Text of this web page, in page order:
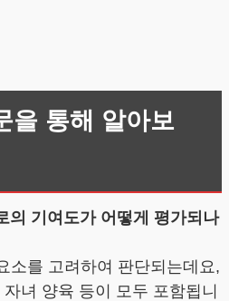
을 통해 알아보
의 기여도가 어떻게 평가되나
소를 고려하여 판단되는데요,
녀 양육 등이 모두 포함됩니